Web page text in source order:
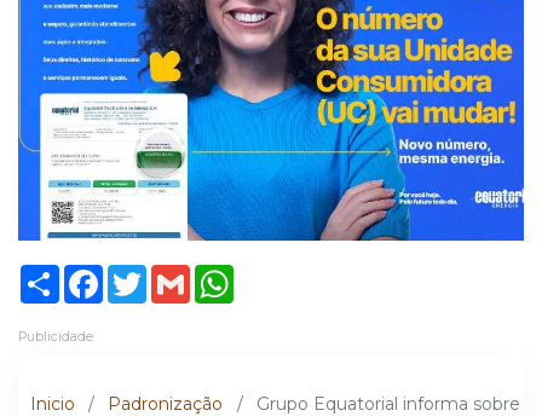
ShareFacebook
TwitterGmail
Publicidade
Inicio / Padronização /
Grupo Equatorial informa sobre